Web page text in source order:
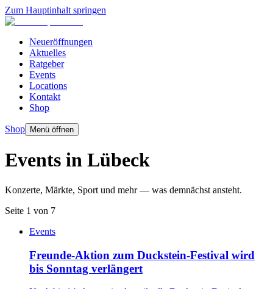
Zum Hauptinhalt springen
Neueröffnungen
Aktuelles
Ratgeber
Events
Locations
Kontakt
Shop
Shop Menü öffnen
Events in Lübeck
Konzerte, Märkte, Sport und mehr — was demnächst ansteht.
Seite 1 von 7
Events
Freunde-Aktion zum Duckstein-Festival wird
bis Sonntag verlängert